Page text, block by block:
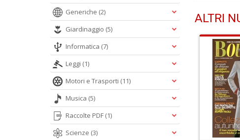
ALTRI
Generiche (2)
Giardinaggio (5)
Informatica (7)
Leggi (1)
Motori e Trasporti (11)
Musica (5)
Raccolte PDF (1)
Scienze (3)